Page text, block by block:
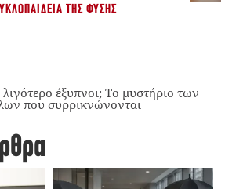
ΤΗΣ ΦΎΣΗΣ
έξυπνοι; Το μυστήριο των
που συρρικνώνονται